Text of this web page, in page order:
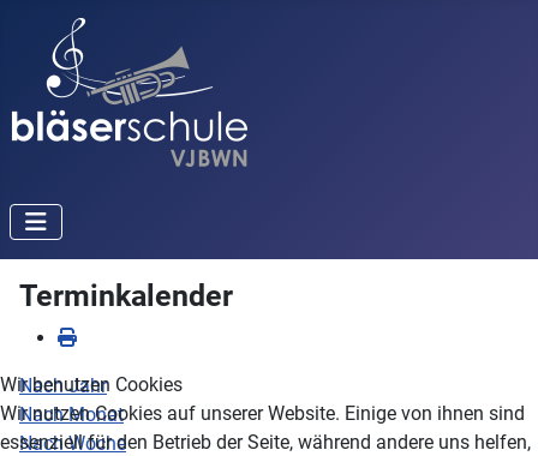
Terminkalender
Nach Jahr
Nach Monat
Nach Woche
Wir benutzen Cookies
Wir nutzen Cookies auf unserer Website. Einige von ihnen sind
essenziell für den Betrieb der Seite, während andere uns helfen,